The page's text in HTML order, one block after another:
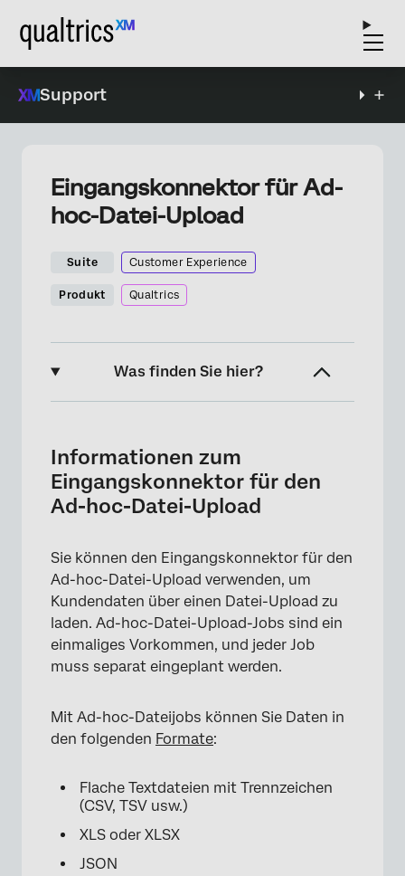
Support
Eingangskonnektor für Ad-
hoc-Datei-Upload
Suite Customer Experience
Produkt Qualtrics
Was finden Sie hier?
Einrichten eines Ad-hoc-Datei-Upload-
Auftrags
Informationen zum
Eingangskonnektor für den
Ad-hoc-Datei-Upload
Sie können den Eingangskonnektor für den
Ad-hoc-Datei-Upload verwenden, um
Kundendaten über einen Datei-Upload zu
laden. Ad-hoc-Datei-Upload-Jobs sind ein
einmaliges Vorkommen, und jeder Job
muss separat eingeplant werden.
Mit Ad-hoc-Dateijobs können Sie Daten in
den folgenden Formate:
Flache Textdateien mit Trennzeichen
(CSV, TSV usw.)
XLS oder XLSX
JSON